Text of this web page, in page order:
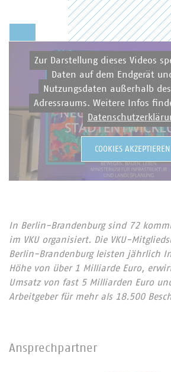
Zur Darstellung dieses Videos
Daten auf dem Endgerät
Nutzungsdaten außerhalb
Adressraums. Weitere Infos
COOKIES AKZEPTIEREN
In Berlin-Brandenburg sind 72
im VKU organisiert. Die VKU-
Berlin-Brandenburg leisten jährlich
Höhe von über 1 Milliarde Euro,
Umsatz von fast 5 Milliarden Euro
Arbeitgeber für mehr als 18.500
Ansprechpartner